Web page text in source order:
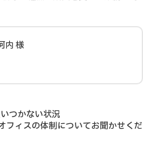
内 様
つかない状況
フィスの体制についてお聞かせくだ